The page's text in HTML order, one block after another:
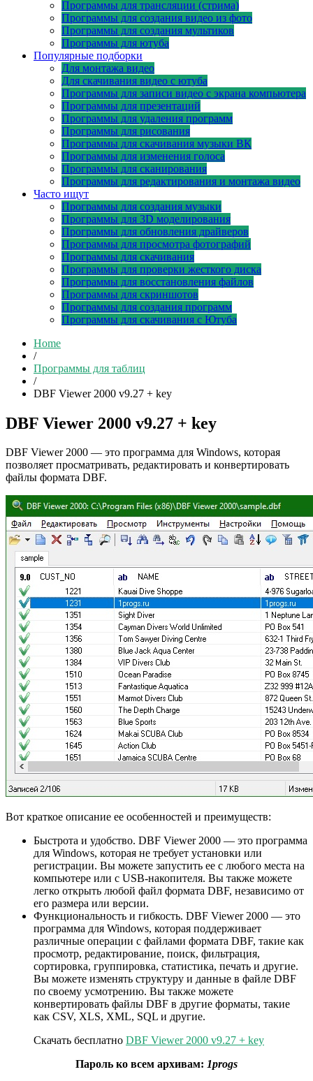
Программы для трансляции (стрима)
Программы для создания видео из фото
Программы для создания мультиков
Программы для ютуба
Популярные подборки
Для монтажа видео
Для скачивания видео с ютуба
Программы для записи видео с экрана компьютера
Программы для презентаций
Программы для удаления программ
Программы для рисования
Программы для скачивания музыки ВК
Программы для изменения голоса
Программы для сканирования
Программы для редактирования и монтажа видео
Часто ищут
Программы для создания музыки
Программы для 3D моделирования
Программы для обновления драйверов
Программы для просмотра фотографий
Программы для скачивания
Программы для проверки жесткого диска
Программы для восстановления файлов
Программы для скриншотов
Программы для создания программ
Программы для скачивания с Ютуба
Home
/
Программы для таблиц
/
DBF Viewer 2000 v9.27 + key
DBF Viewer 2000 v9.27 + key
DBF Viewer 2000 — это программа для Windows, которая
позволяет просматривать, редактировать и конвертировать
файлы формата DBF.
Вот краткое описание ее особенностей и преимуществ:
Быстрота и удобство. DBF Viewer 2000 — это программа
для Windows, которая не требует установки или
регистрации. Вы можете запустить ее с любого места на
компьютере или с USB-накопителя. Вы также можете
легко открыть любой файл формата DBF, независимо от
его размера или версии.
Функциональность и гибкость. DBF Viewer 2000 — это
программа для Windows, которая поддерживает
различные операции с файлами формата DBF, такие как
просмотр, редактирование, поиск, фильтрация,
сортировка, группировка, статистика, печать и другие.
Вы можете изменять структуру и данные в файле DBF
по своему усмотрению. Вы также можете
конвертировать файлы DBF в другие форматы, такие
как CSV, XLS, XML, SQL и другие.
Скачать бесплатно DBF Viewer 2000 v9.27 + key
Пароль ко всем архивам: 1progs